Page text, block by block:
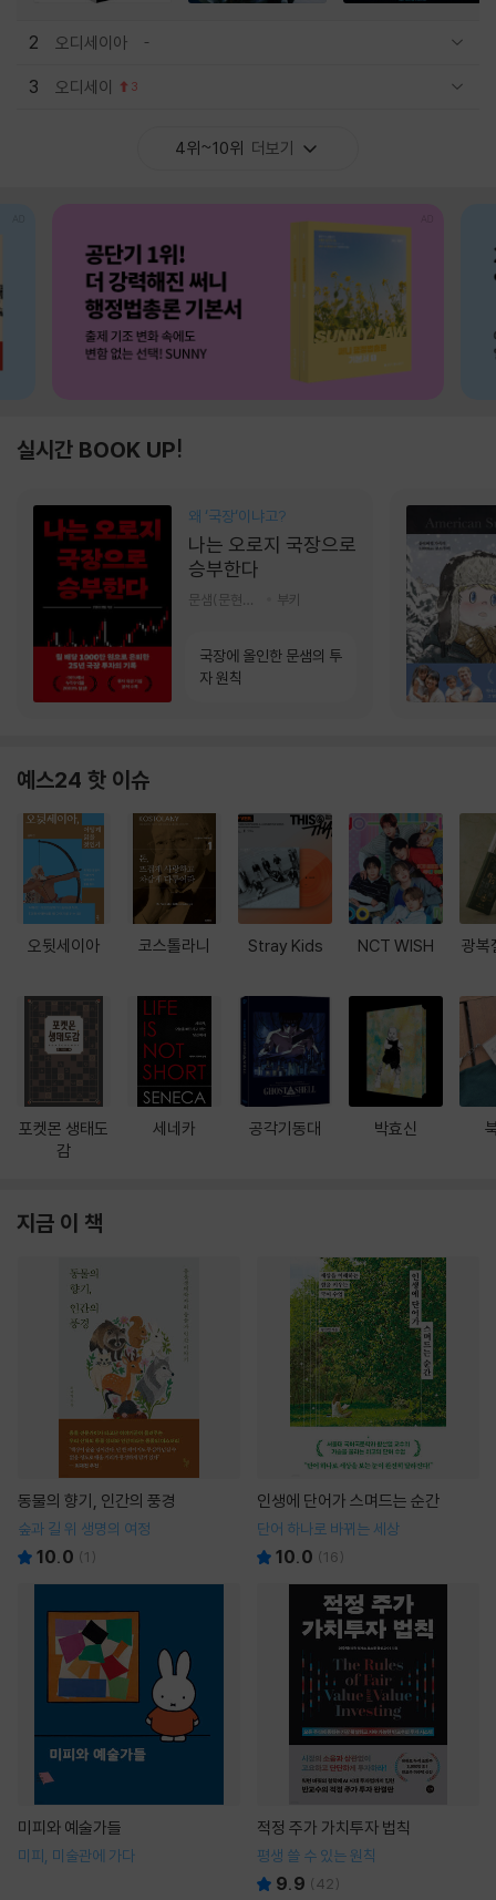
2 오디세이아
3 오디세이 3
4위~10위 더보기
실시간 BOOK UP!
왜 ‘국장‘이냐고?
나는 오로지 국장으로
승부한다
부키
국장에 올인한 문샘의 투
자 원칙
예스24 핫 이슈
오뒷세이아
포켓몬 생태도
감
코스톨라니
세네카
Stray Kids
공각기동대
NCT WISH
박효신
광복
지금 이 책
동물의 향기, 인간의 풍경
숲과 길 위 생명의 여정
10.0 (1 )
인생에 단어가 스며드는 순간
단어 하나로 바뀌는 세상
10.0 (16)
미피와 예술가들
미피, 미술관에 가다
적정 주가 가치투자 법칙
평생 쓸 수 있는 원칙
9.9 (42)